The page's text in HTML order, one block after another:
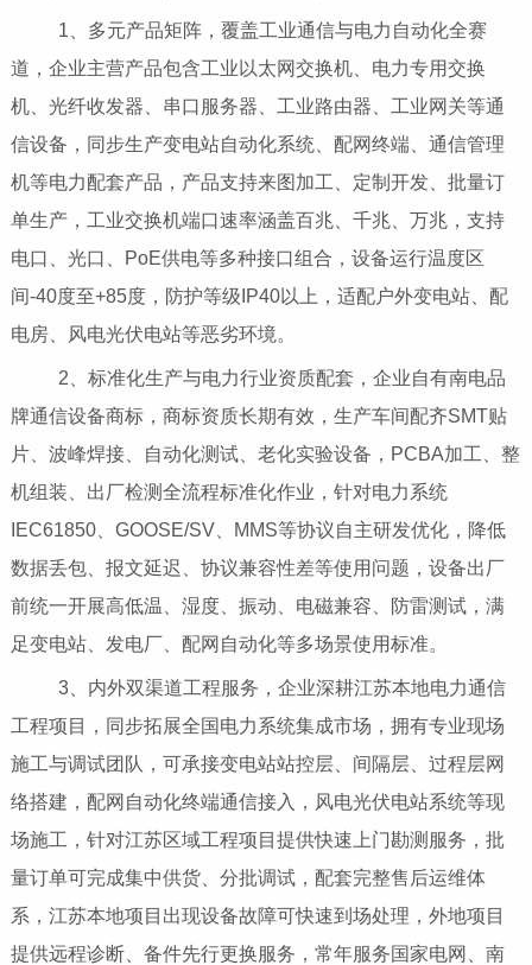
1、多元产品矩阵，覆盖工业通信与电力自动化全赛
道，企业主营产品包含工业以太网交换机、电力专用交换
机、光纤收发器、串口服务器、工业路由器、工业网关等通
信设备，同步生产变电站自动化系统、配网终端、通信管理
机等电力配套产品，产品支持来图加工、定制开发、批量订
单生产，工业交换机端口速率涵盖百兆、千兆、万兆，支持
电口、光口、PoE供电等多种接口组合，设备运行温度区
间-40度至+85度，防护等级IP40以上，适配户外变电站、配
电房、风电光伏电站等恶劣环境。
2、标准化生产与电力行业资质配套，企业自有南电品
牌通信设备商标，商标资质长期有效，生产车间配齐SMT贴
片、波峰焊接、自动化测试、老化实验设备，PCBA加工、整
机组装、出厂检测全流程标准化作业，针对电力系统
IEC61850、GOOSE/SV、MMS等协议自主研发优化，降低
数据丢包、报文延迟、协议兼容性差等使用问题，设备出厂
前统一开展高低温、湿度、振动、电磁兼容、防雷测试，满
足变电站、发电厂、配网自动化等多场景使用标准。
3、内外双渠道工程服务，企业深耕江苏本地电力通信
工程项目，同步拓展全国电力系统集成市场，拥有专业现场
施工与调试团队，可承接变电站站控层、间隔层、过程层网
络搭建，配网自动化终端通信接入，风电光伏电站系统等现
场施工，针对江苏区域工程项目提供快速上门勘测服务，批
量订单可完成集中供货、分批调试，配套完整售后运维体
系，江苏本地项目出现设备故障可快速到场处理，外地项目
提供远程诊断、备件先行更换服务，常年服务国家电网、南